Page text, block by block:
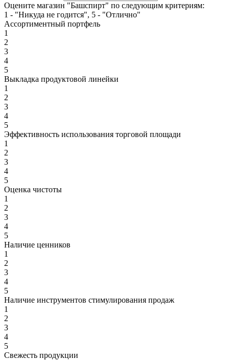
Оцените магазин "Башспирт" по следующим критериям:
1 - "Никуда не годится", 5 - "Отлично"
Ассортиментный портфель
1
2
3
4
5
Выкладка продуктовой линейки
1
2
3
4
5
Эффективность использования торговой площади
1
2
3
4
5
Оценка чистоты
1
2
3
4
5
Наличие ценников
1
2
3
4
5
Наличие инструментов стимулирования продаж
1
2
3
4
5
Свежесть продукции